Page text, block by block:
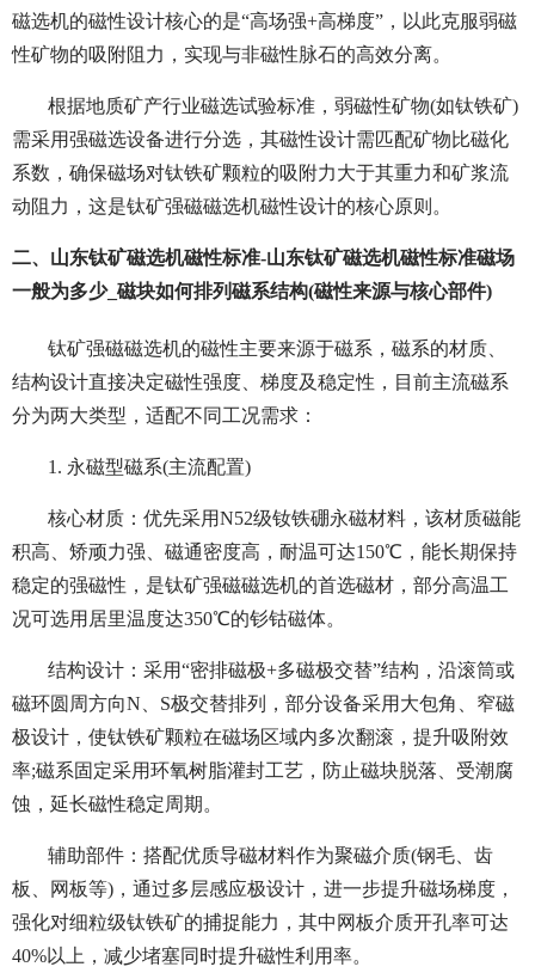
磁选机的磁性设计核心的是“高场强+高梯度”，以此克服弱磁
性矿物的吸附阻力，实现与非磁性脉石的高效分离。
根据地质矿产行业磁选试验标准，弱磁性矿物(如钛铁矿)
需采用强磁选设备进行分选，其磁性设计需匹配矿物比磁化
系数，确保磁场对钛铁矿颗粒的吸附力大于其重力和矿浆流
动阻力，这是钛矿强磁磁选机磁性设计的核心原则。
二、山东钛矿磁选机磁性标准-山东钛矿磁选机磁性标准磁场
一般为多少_磁块如何排列磁系结构(磁性来源与核心部件)
钛矿强磁磁选机的磁性主要来源于磁系，磁系的材质、
结构设计直接决定磁性强度、梯度及稳定性，目前主流磁系
分为两大类型，适配不同工况需求：
1. 永磁型磁系(主流配置)
核心材质：优先采用N52级钕铁硼永磁材料，该材质磁能
积高、矫顽力强、磁通密度高，耐温可达150℃，能长期保持
稳定的强磁性，是钛矿强磁磁选机的首选磁材，部分高温工
况可选用居里温度达350℃的钐钴磁体。
结构设计：采用“密排磁极+多磁极交替”结构，沿滚筒或
磁环圆周方向N、S极交替排列，部分设备采用大包角、窄磁
极设计，使钛铁矿颗粒在磁场区域内多次翻滚，提升吸附效
率;磁系固定采用环氧树脂灌封工艺，防止磁块脱落、受潮腐
蚀，延长磁性稳定周期。
辅助部件：搭配优质导磁材料作为聚磁介质(钢毛、齿
板、网板等)，通过多层感应极设计，进一步提升磁场梯度，
强化对细粒级钛铁矿的捕捉能力，其中网板介质开孔率可达
40%以上，减少堵塞同时提升磁性利用率。